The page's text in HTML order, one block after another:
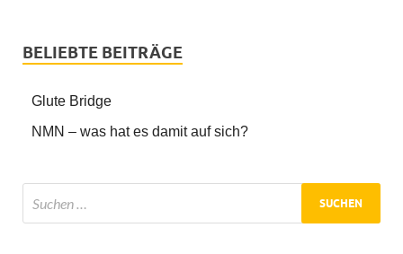
BELIEBTE BEITRÄGE
Glute Bridge
NMN – was hat es damit auf sich?